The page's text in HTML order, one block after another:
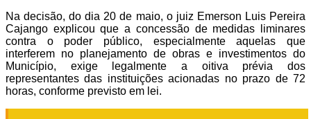
Na decisão, do dia 20 de maio, o juiz Emerson Luis Pereira
Cajango explicou que a concessão de medidas liminares
contra o poder público, especialmente aquelas que
interferem no planejamento de obras e investimentos do
Município, exige legalmente a oitiva prévia dos
representantes das instituições acionadas no prazo de 72
horas, conforme previsto em lei.